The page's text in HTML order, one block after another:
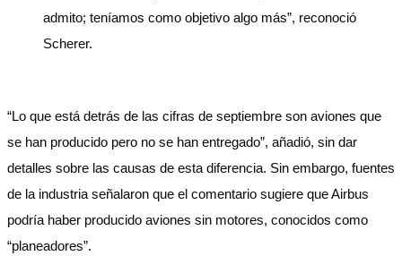
admito; teníamos como objetivo algo más”, reconoció
Scherer.
“Lo que está detrás de las cifras de septiembre son aviones que
se han producido pero no se han entregado”, añadió, sin dar
detalles sobre las causas de esta diferencia. Sin embargo, fuentes
de la industria señalaron que el comentario sugiere que Airbus
podría haber producido aviones sin motores, conocidos como
“planeadores”.